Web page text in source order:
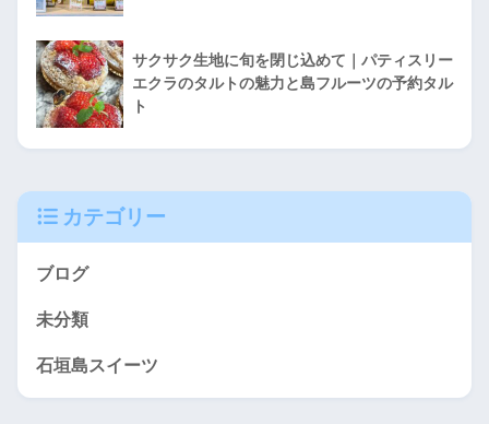
サクサク生地に旬を閉じ込めて｜パティスリー
エクラのタルトの魅力と島フルーツの予約タル
ト
カテゴリー
ブログ
未分類
石垣島スイーツ